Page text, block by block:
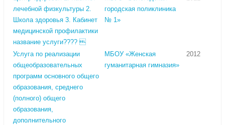
лечебной физкультуры 2.
Школа здоровья 3. Кабинет
медицинской профилактики
название услуги???? 
городская поликлиника
№ 1»
Услуга по реализации
общеобразовательных
программ основного общего
образования, среднего
(полного) общего
образования,
дополнительного
МБОУ «Женская
гуманитарная гимназия»
2012